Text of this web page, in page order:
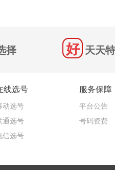
择 天天
线选号
动选号
通选号
信选号
服务保障
平台公告
号码资费